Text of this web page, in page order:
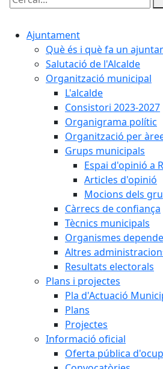
Cercar:
Ajuntament
Què és i què fa un
Salutació de l'Alcalde
Organització municipal
L'alcalde
Consistori 2023-2027
Organigrama polític
Organització per
Grups municipals
Espai d'opinió a
Articles d'opinió
Mocions dels
Càrrecs de confiança
Tècnics municipals
Organismes
Altres
Resultats electorals
Plans i projectes
Pla d'Actuació
Plans
Projectes
Informació oficial
Oferta pública